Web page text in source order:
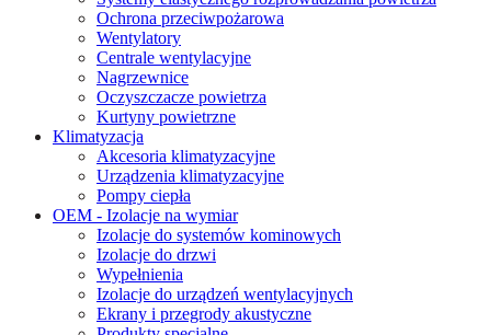
Ochrona przeciwpożarowa
Wentylatory
Centrale wentylacyjne
Nagrzewnice
Oczyszczacze powietrza
Kurtyny powietrzne
Klimatyzacja
Akcesoria klimatyzacyjne
Urządzenia klimatyzacyjne
Pompy ciepła
OEM - Izolacje na wymiar
Izolacje do systemów kominowych
Izolacje do drzwi
Wypełnienia
Izolacje do urządzeń wentylacyjnych
Ekrany i przegrody akustyczne